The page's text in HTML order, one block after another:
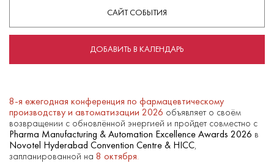
САЙТ СОБЫТИЯ
ДОБАВИТЬ В КАЛЕНДАРЬ
8-я ежегодная конференция по фармацевтическому
производству и автоматизации 2026 объявляет о своём
возвращении с обновлённой энергией и пройдет совместно с
Pharma Manufacturing & Automation Excellence Awards 2026 в
Novotel Hyderabad Convention Centre & HICC,
запланированной на 8 октября.